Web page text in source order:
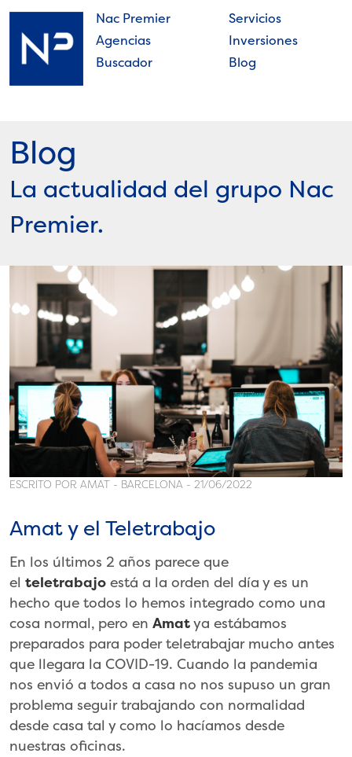
Skip
content
Nac Premier
Agencias
Buscador
Servicios
Inversiones
Blog
Blog
La actualidad del grupo Nac
Premier.
ESCRITO POR AMAT - BARCELONA - 21/06/2022
Amat y el Teletrabajo
En los últimos 2 años parece que
el teletrabajo está a la orden del día y es un
hecho que todos lo hemos integrado como una
cosa normal, pero en Amatya estábamos
preparados para poder teletrabajar mucho antes
que llegara la COVID-19. Cuando la pandemia
nos envió a todos a casa no nos supuso un gran
problema seguir trabajando con normalidad
desde casa tal y como lo hacíamos desde
nuestras oficinas.